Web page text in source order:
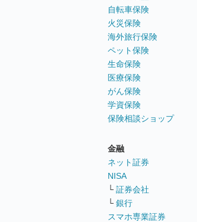
自転車保険
火災保険
海外旅行保険
ペット保険
生命保険
医療保険
がん保険
学資保険
保険相談ショップ
金融
ネット証券
NISA
└ 証券会社
└ 銀行
スマホ専業証券